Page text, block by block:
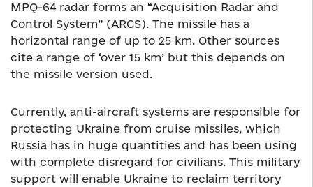
MPQ-64 radar forms an “Acquisition Radar and
Control System” (ARCS). The missile has a
horizontal range of up to 25 km. Other sources
cite a range of ‘over 15 km’ but this depends on
the missile version used.
Currently, anti-aircraft systems are responsible for
protecting Ukraine from cruise missiles, which
Russia has in huge quantities and has been using
with complete disregard for civilians. This military
support will enable Ukraine to reclaim territory